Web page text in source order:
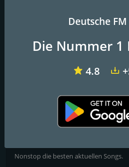
105'5
Die besten aktuellen Songs.
Nonstop die besten aktuellen Songs.
Deutsche
Die Nummer 1
4.8